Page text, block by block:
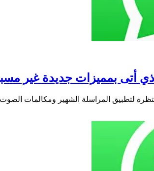
لتطبيق المراسلة الشهير ومكالمات الصوت